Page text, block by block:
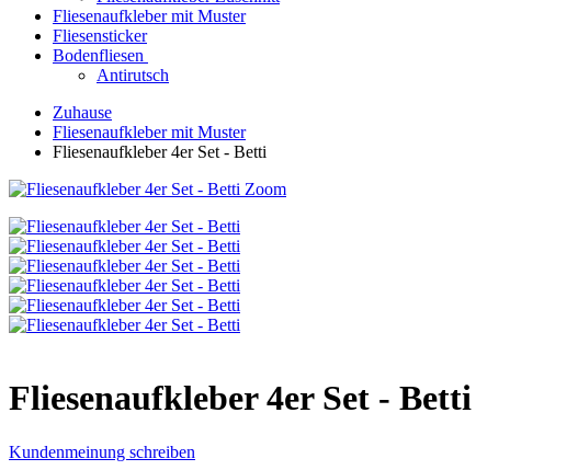
Fliesenaufkleber mit Muster
Fliesensticker
Bodenfliesen
Antirutsch
Zuhause
Fliesenaufkleber mit Muster
Fliesenaufkleber 4er Set - Betti
Zoom
Fliesenaufkleber 4er Set - Betti
Kundenmeinung schreiben